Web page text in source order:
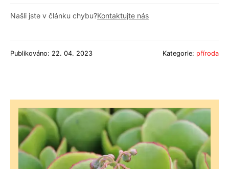
Našli jste v článku chybu?Kontaktujte nás
Publikováno: 22. 04. 2023 Kategorie: příroda